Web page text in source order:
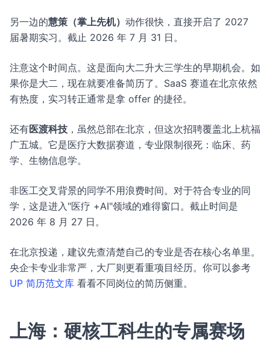
另一边的慧策（掌上先机） 动作很快，直接开启了 2027
届暑期实习。截止 2026 年 7 月 31 日。
注意这个时间点。这是面向大二升大三学生的早期机会。如
果你是大二，现在就要准备简历了。SaaS 赛道在北京依然
有热度，实习转正通常是拿 offer 的捷径。
还有医渡科技 ，虽然总部在北京，但这次招聘覆盖北上杭福
广五城。它是医疗大数据赛道，专业限制很死：临床、药
学、生物信息学。
非医工交叉背景的同学不用浪费时间。对于符合专业的同
学，这是进入"医疗 +AI"领域的难得窗口。截止时间是
2026 年 8 月 27 日。
在北京投递，建议先查清楚自己的专业是否在核心名单里。
央企卡专业非常严，大厂则更看重项目经历。你可以参考
UP 简历范文库 看看不同岗位的简历侧重。
上海：硬核工科生的专属赛场